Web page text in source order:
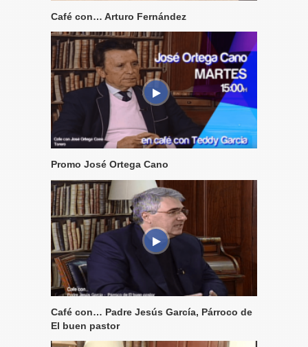
Café con… Arturo Fernández
Promo José Ortega Cano
Café con… Padre Jesús García, Párroco de
El buen pastor